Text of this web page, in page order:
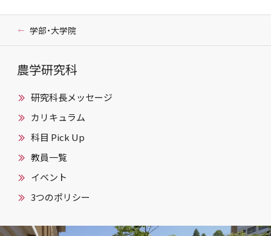
学部・大学院
農学研究科
研究科長メッセージ
カリキュラム
科目 Pick Up
教員一覧
イベント
3つのポリシー